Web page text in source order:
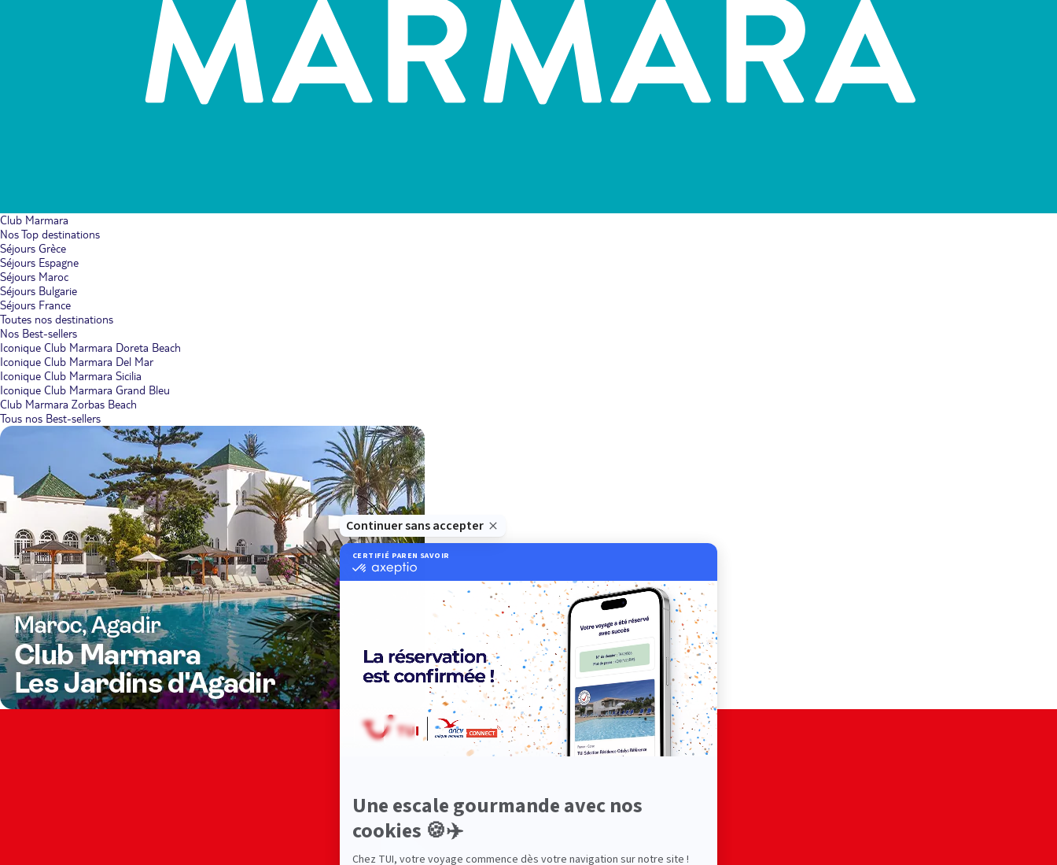
Club Marmara
Nos Top destinations
Séjours Grèce
Séjours Espagne
Séjours Maroc
Séjours Bulgarie
Séjours France
Toutes nos destinations
Nos Best-sellers
Iconique Club Marmara Doreta Beach
Iconique Club Marmara Del Mar
Iconique Club Marmara Sicilia
Iconique Club Marmara Grand Bleu
Club Marmara Zorbas Beach
Tous nos Best-sellers